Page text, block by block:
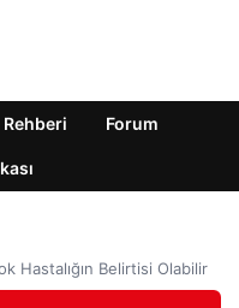
Rehberi Forum
Hastalığın Belirtisi Olabilir